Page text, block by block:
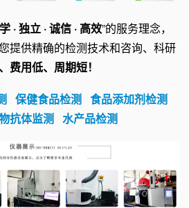
· 独立 · 诚信 · 高效”的服务理念，
提供精确的检测技术和咨询、科研
费用低、周期短！
保健食品检测 食品添加剂检测
抗体监测 水产品检测